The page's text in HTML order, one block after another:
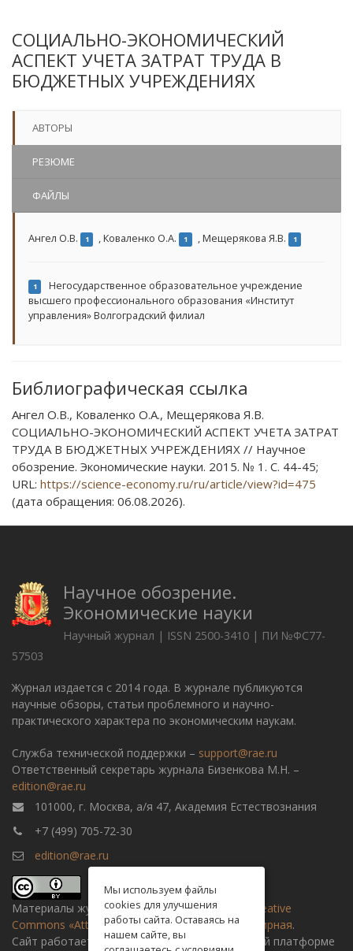
СОЦИАЛЬНО-ЭКОНОМИЧЕСКИЙ
АСПЕКТ УЧЕТА ЗАТРАТ ТРУДА В
БЮДЖЕТНЫХ УЧРЕЖДЕНИЯХ
АВТОРЫ
РЕЗЮМЕ
ФАЙЛЫ
Ангел О.В. 1 ,Коваленко О.А. 1 ,Мещерякова Я.В. 1
1
Негосударственное образовательное учреждение
высшего профессионального образования «Институт
управления» Волгоградский филиал
Библиографическая ссылка
Ангел О.В., Коваленко О.А., Мещерякова Я.В.
СОЦИАЛЬНО-ЭКОНОМИЧЕСКИЙ АСПЕКТ УЧЕТА ЗАТРАТ
ТРУДА В БЮДЖЕТНЫХ УЧРЕЖДЕНИЯХ // Научное
обозрение. Экономические науки. 2015. № 1. С. 44-45;
URL: https://science-economy.ru/ru/article/view?id=475
(дата обращения: 06.08.2026).
Научное обозрение.
Экономические науки
Научный журнал | ISSN 2500-3410 | ПИ №ФС77-
57503
Журнал издается с 2014 года. В журнале публикуются
научные обзоры, статьи проблемного и научно-
практического характера по экономическим наукам.
Служба технической поддержки – support@rae.ru
Ответственный секретарь журнала Бизенкова М.Н. –
edition@rae.ru
101000, г. Москва, а/я 47, Академия Естествознания
+7 (499) 705-72-30
edition@rae.ru
Материалы журнала доступны полицензии Creative
Commons «Attribution» («Атрибуция») 4.0 Всемирная.
Сайт работает на универсальной издательской платформе
Мы используем файлы
cookies для улучшения
работы сайта. Оставаясь на
нашем сайте, вы